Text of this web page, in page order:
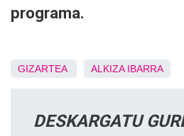
programa.
GIZARTEA ALKIZA IBARRA
DESKARGATU